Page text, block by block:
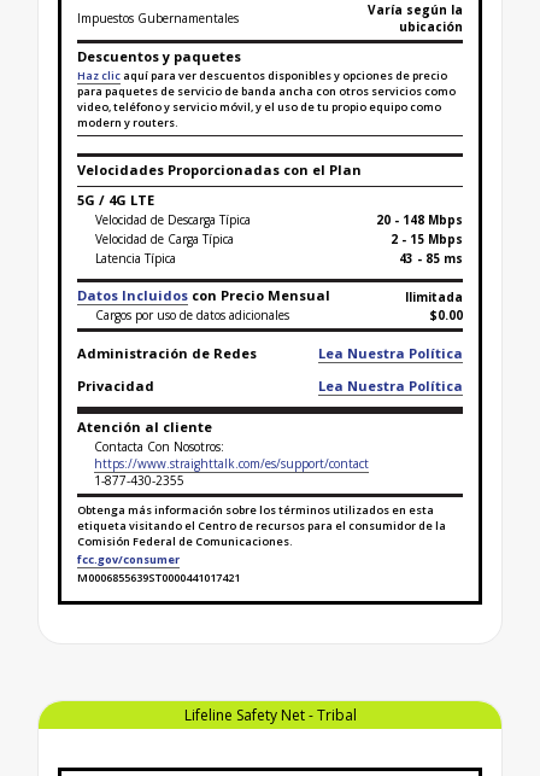
Impuestos Gubernamentales
Varía según la
ubicación
Descuentos y paquetes
Haz clic aquí para ver descuentos disponibles y opciones de precio
para paquetes de servicio de banda ancha con otros servicios como
video, teléfono y servicio móvil, y el uso de tu propio equipo como
modern y routers.
Velocidades Proporcionadas con el Plan
5G / 4G LTE
Velocidad de Descarga Típica
20 - 148 Mbps
Velocidad de Carga Típica
2 - 15 Mbps
Latencia Típica
43 - 85 ms
Datos Incluidos con Precio Mensual
Ilimitada
Cargos por uso de datos adicionales
$0.00
Administración de Redes
Lea Nuestra Política
Privacidad
Lea Nuestra Política
Atención al cliente
Contacta Con Nosotros:
https://www.straighttalk.com/es/support/contact
1-877-430-2355
Obtenga más información sobre los términos utilizados en esta
etiqueta visitando el Centro de recursos para el consumidor de la
Comisión Federal de Comunicaciones.
fcc.gov/consumer
M0006855639ST0000441017421
Finaliza la etiqueta de datos sobre banda ancha
Lifeline Safety Net - Tribal